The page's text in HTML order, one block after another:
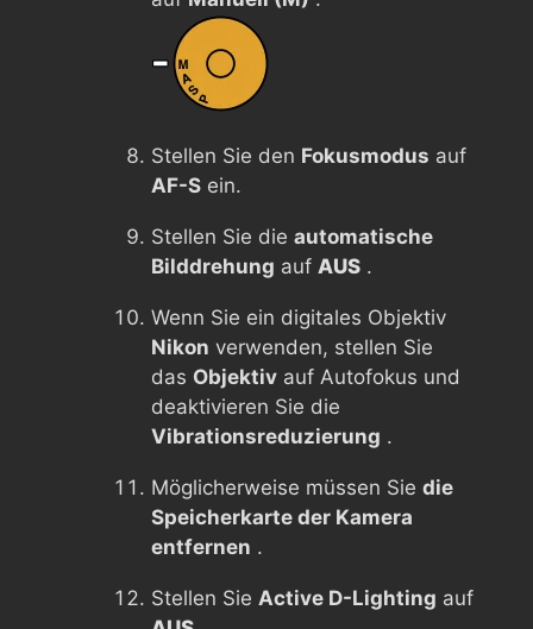
Stellen Sie den Fokusmodus auf
AF-S ein.
Stellen Sie die automatische
Bilddrehung auf AUS .
Wenn Sie ein digitales Objektiv
Nikon verwenden, stellen Sie
das Objektiv auf Autofokus und
deaktivieren Sie die
Vibrationsreduzierung .
Möglicherweise müssen Sie die
Speicherkarte der Kamera
entfernen .
Stellen Sie Active D-Lighting auf